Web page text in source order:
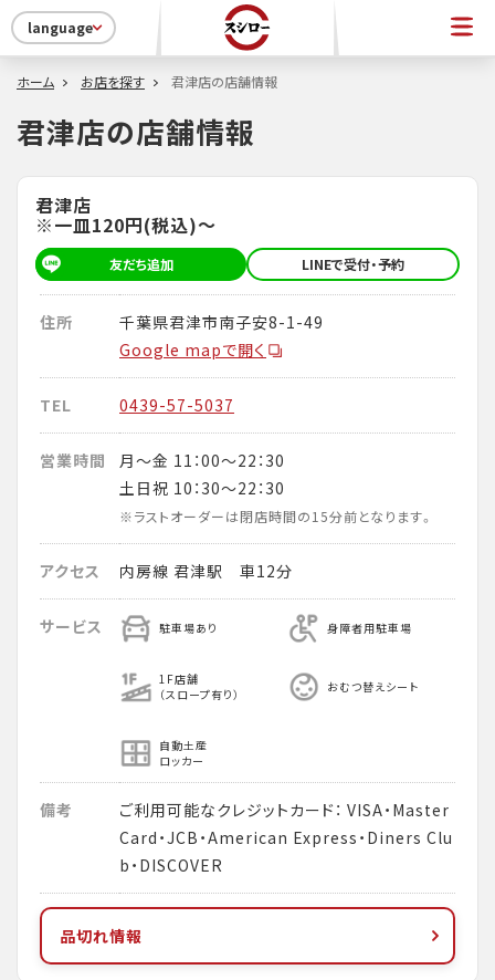
language
ホーム お店を探す 君津店の店舗情報
君津店の店舗情報
君津店
※一皿120円(税込)～
友だち追加 LINEで受付・予約
住所
千葉県君津市南子安8-1-49
Google mapで開く
TEL 0439-57-5037
営業時間
月～金 11：00～22：30
土日祝 10：30～22：30
※ラストオーダーは閉店時間の15分前となります。
アクセス 内房線 君津駅 車12分
サービス 駐車場あり 身障者用駐車場
1F店舗
（スロープ有り）
おむつ替えシート
自動土産
ロッカー
備考
ご利用可能なクレジットカード： VISA・Master
Card・JCB・American Express・Diners Clu
b・DISCOVER
品切れ情報